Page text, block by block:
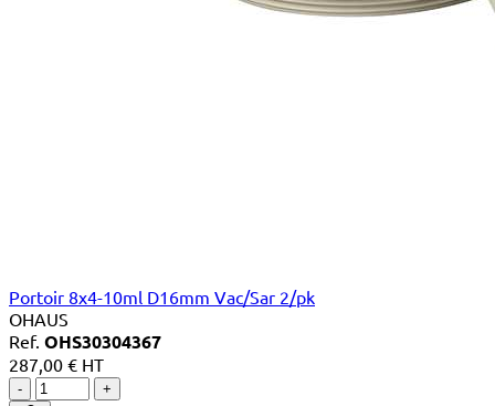
Portoir 8x4-10ml D16mm Vac/Sar 2/pk
OHAUS
Ref. OHS30304367
287,00 € HT
- +